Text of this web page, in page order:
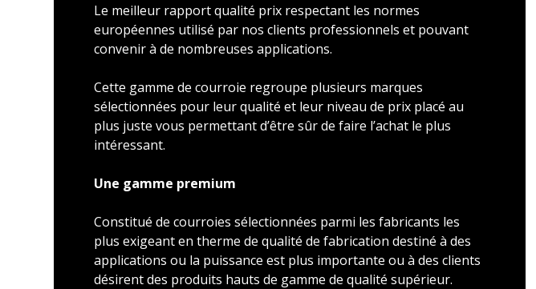
Le meilleur rapport qualité prix respectant les normes
européennes utilisé par nos clients professionnels et pouvant
convenir à de nombreuses applications.
Cette gamme de courroie regroupe plusieurs marques
sélectionnées pour leur qualité et leur niveau de prix placé au
plus juste vous permettant d’être sûr de faire l’achat le plus
intéressant.
Une gamme premium
Constitué de courroies sélectionnées parmi les fabricants les
plus exigeant en therme de qualité de fabrication destiné à des
applications ou la puissance est plus importante ou à des clients
désirent des produits hauts de gamme de qualité supérieur.